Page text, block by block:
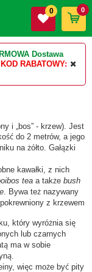
Dostawa
KOD RABATOWY:
0 0
i „bos” - krzew). Jest
do 2 metrów, a jego
na żółto. Gałązki
kawałki, z nich
tea a także bush
. Bywa też nazywany
z krzewem
który wyróżnia się
lub czarnych
ma w sobie
więc może być pity